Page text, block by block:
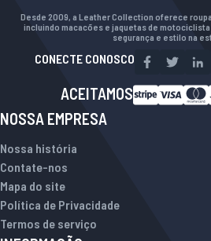
Desde 2009, a Leather Collection oferece
incluindo macacões e jaquetas de
segurança e estilo na
CONECTE CONOSCO
ACEITAMOS
NOSSA EMPRESA
Nossa história
Contate-nos
Mapa do site
Política de Privacidade
Termos de serviço